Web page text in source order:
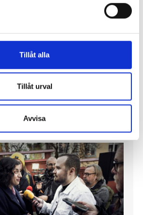
Tillåt alla
Tillåt urval
Avvisa
mellan
dagspresscheferna